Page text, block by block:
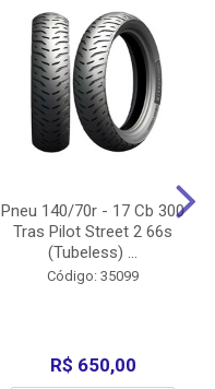
Pneu 140/70r - 17 Cb 300
Tras Pilot Street 2 66s
(Tubeless) ...
Código: 35099
R$ 650,00